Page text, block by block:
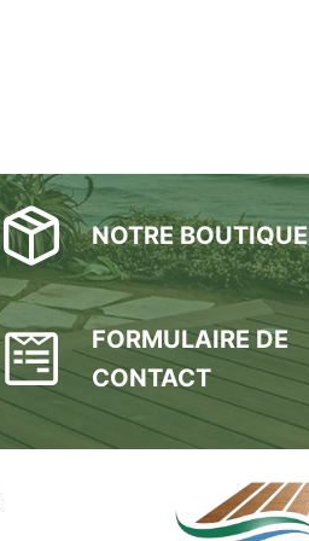
NOTRE BOUTIQUE
FORMULAIRE DE
CONTACT